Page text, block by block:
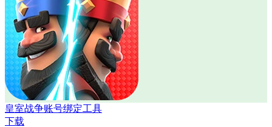
皇室战争账号绑定工具
下载